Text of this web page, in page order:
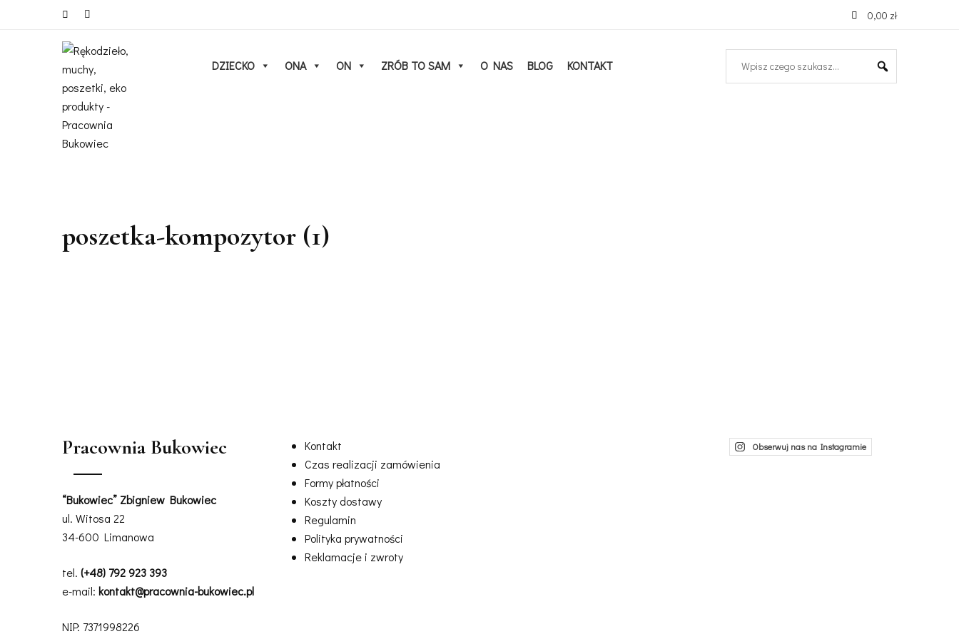
0,00 zł
DZIECKO ONA ON ZRÓB TO SAM O NAS BLOG KONTAKT
poszetka-kompozytor (1)
Pracownia Bukowiec
“Bukowiec” Zbigniew Bukowiec
ul. Witosa 22
34-600 Limanowa
tel. (+48) 792 923 393
e-mail: kontakt@pracownia-bukowiec.pl
NIP: 7371998226
Kontakt
Czas realizacji zamówienia
Formy płatności
Koszty dostawy
Regulamin
Polityka prywatności
Reklamacje i zwroty
Obserwuj nas na Instagramie